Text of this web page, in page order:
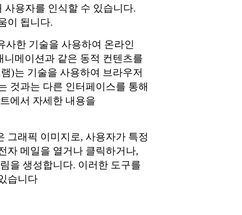
사용자를 인식할 수 있습니다.
이 됩니다.
사한 기술을 사용하여 온라인
니메이션과 같은 동적 컨텐츠를
)는 기술을 사용하여 브라우저
것과는 다른 인터페이스를 통해
에서 자세한 내용을
그래픽 이미지로, 사용자가 특정
자 메일을 열거나 클릭하거나,
을 생성합니다. 이러한 도구를
습니다